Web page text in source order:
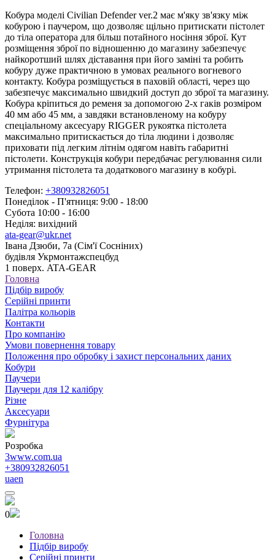
Кобура моделі Civilian Defender ver.2 має м'яку зв'язку між
кобурою і паучером, що дозволяє щільно притискати пістолет
до тіла оператора для більш потайного носіння зброї. Кут
розміщення зброї по відношенню до магазину забезпечує
найкоротший шлях діставання при його заміні та робить
кобуру дуже практичною в умовах реального вогневого
контакту. Кобура розміщується в паховій області, через що
забезпечує максимально швидкий доступ до зброї та магазину.
Кобура кріпиться до ременя за допомогою 2-х гаків розміром
40 мм або 45 мм, а завдяки встановленому на кобуру
спеціальному аксесуару RIGGER рукоятка пістолета
максимально притискається до тіла людини і дозволяє
приховати під легким літнім одягом навіть габаритні
пістолети. Конструкція кобури передбачає регулювання сили
утримання пістолета та додаткового магазину в кобурі.
Телефон: +380932826051
Понеділок - П'ятниця: 9:00 - 18:00
Субота 10:00 - 16:00
Неділя: вихідний
ata-gear@ukr.net
Івана Дзюби, 7а (Сім'ї Сосніних)
будівля Укрмонтажспецбуд
1 поверх. ATA-GEAR
Головна
Підбір виробу
Серійні принти
Палітра кольорів
Контакти
Про компанію
Умови повернення товару
Положення про обробку і захист персональних даних
Кобури
Паучери
Паучери для 12 калібру
Різне
Аксесуари
Фурнітура
Розробка
3www.com.ua
+380932826051
uaen
0
Головна
Підбір виробу
Серійні принти